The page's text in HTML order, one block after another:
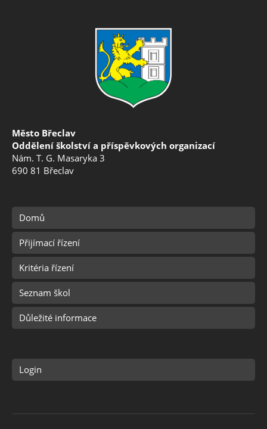
Město Břeclav
Oddělení školství a příspěvkových organizací
Nám. T. G. Masaryka 3
690 81 Břeclav
Domů
Přijímací řízení
Kritéria řízení
Seznam škol
Důležité informace
Login